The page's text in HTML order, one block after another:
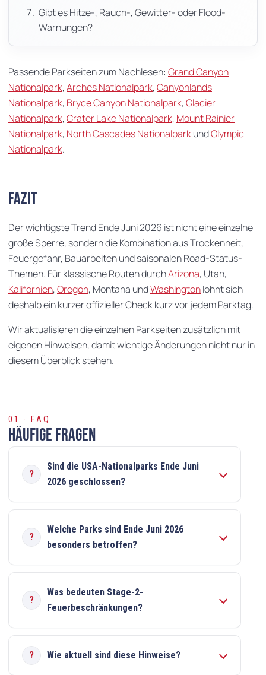
Gibt es Hitze-, Rauch-, Gewitter- oder Flood-
Warnungen?
Passende Parkseiten zum Nachlesen: Grand Canyon
Nationalpark,Arches Nationalpark,Canyonlands
Nationalpark, Bryce Canyon Nationalpark,Glacier
Nationalpark,Crater Lake Nationalpark, Mount Rainier
Nationalpark, North Cascades NationalparkundOlympic
Nationalpark.
Fazit
Der wichtigste Trend Ende Juni 2026 ist nicht eine einzelne
große Sperre, sondern die Kombination aus Trockenheit,
Feuergefahr, Bauarbeiten und saisonalen Road-Status-
Themen. Für klassische Routen durchArizona, Utah,
Kalifornien,Oregon, Montana undWashingtonlohnt sich
deshalb ein kurzer offizieller Check kurz vor jedem Parktag.
Wir aktualisieren die einzelnen Parkseiten zusätzlich mit
eigenen Hinweisen, damit wichtige Änderungen nicht nur in
diesem Überblick stehen.
01 · FAQ
Häufige Fragen
Sind die USA-Nationalparks Ende Juni
2026 geschlossen?
Welche Parks sind Ende Juni 2026
besonders betroffen?
Was bedeuten Stage-2-
Feuerbeschränkungen?
Wie aktuell sind diese Hinweise?